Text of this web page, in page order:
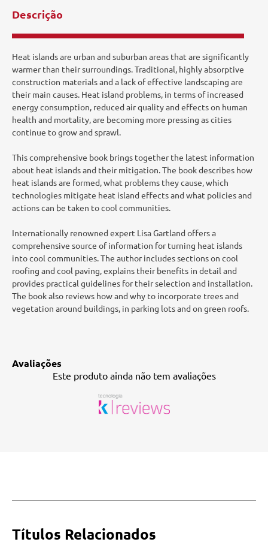
Descrição
Heat islands are urban and suburban areas that are significantly
warmer than their surroundings. Traditional, highly absorptive
construction materials and a lack of effective landscaping are
their main causes. Heat island problems, in terms of increased
energy consumption, reduced air quality and effects on human
health and mortality, are becoming more pressing as cities
continue to grow and sprawl.
This comprehensive book brings together the latest information
about heat islands and their mitigation. The book describes how
heat islands are formed, what problems they cause, which
technologies mitigate heat island effects and what policies and
actions can be taken to cool communities.
Internationally renowned expert Lisa Gartland offers a
comprehensive source of information for turning heat islands
into cool communities. The author includes sections on cool
roofing and cool paving, explains their benefits in detail and
provides practical guidelines for their selection and installation.
The book also reviews how and why to incorporate trees and
vegetation around buildings, in parking lots and on green roofs.
Avaliações
Este produto ainda não tem avaliações
Títulos Relacionados